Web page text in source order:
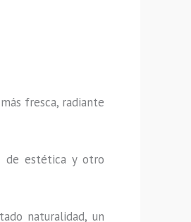
fresca, radiante
de estética y otro
naturalidad, un